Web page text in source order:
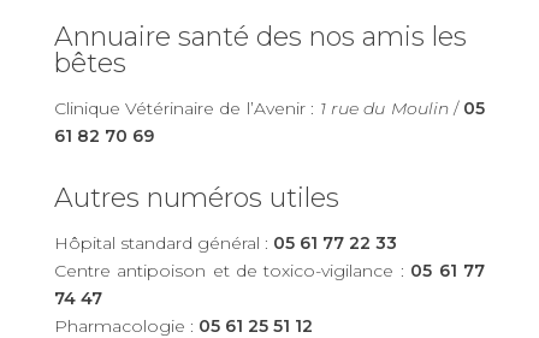
Annuaire santé des nos amis les
bêtes
Clinique Vétérinaire de l’Avenir : 1 rue du Moulin/ 05
61 82 70 69
Autres numéros utiles
Hôpital standard général : 05 61 77 22 33
Centre antipoison et de toxico-vigilance : 05 61 77
74 47
Pharmacologie : 05 61 25 51 12